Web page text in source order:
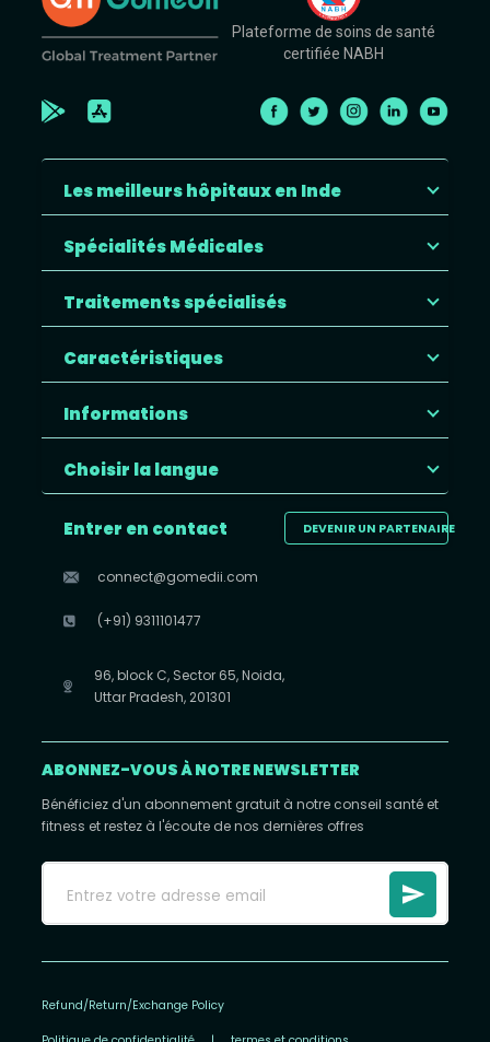
Plateforme de soins de santé
certifiée NABH
Les meilleurs hôpitaux en Inde
Spécialités Médicales
Traitements spécialisés
Caractéristiques
Informations
Choisir la langue
DEVENIR UN PARTENAIRE
Entrer en contact
connect@gomedii.com
(+91) 9311101477
96, block C, Sector 65, Noida,
Uttar Pradesh, 201301
ABONNEZ-VOUS À NOTRE NEWSLETTER
Bénéficiez d'un abonnement gratuit à notre conseil santé et
fitness et restez à l'écoute de nos dernières offres
Refund/Return/Exchange Policy